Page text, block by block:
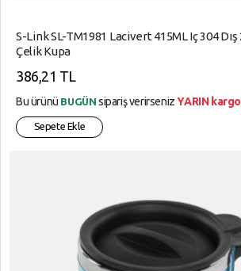
S-Link SL-TM1981 Lacivert 415ML Iç 304
Çelik Kupa
386,21 TL
Bu ürünü BUGÜN sipariş verirsenizYARIN
Sepete Ekle